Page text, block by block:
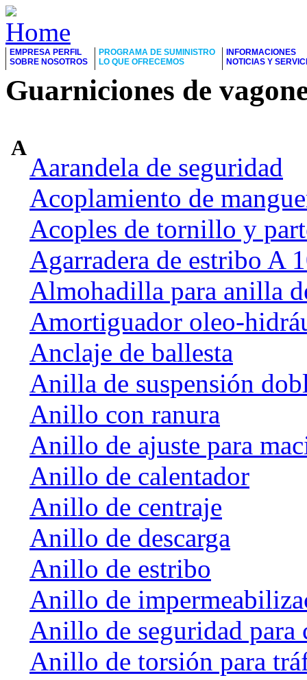
EMPRESA PERFIL
SOBRE NOSOTROS
PROGRAMA DE SUMINISTRO
LO QUE OFRECEMOS
INFORMACIONES
NOTICIAS Y
Guarniciones de
A
Aarandela de seguridad
Acoplamiento de
Acoples de tornillo y
Agarradera de estribo A
Almohadilla para anilla
Amortiguador oleo-
Anclaje de ballesta
Anilla de suspensión
Anillo con ranura
Anillo de ajuste para
Anillo de calentador
Anillo de centraje
Anillo de descarga
Anillo de estribo
Anillo de
Anillo de seguridad para
Anillo de torsión para